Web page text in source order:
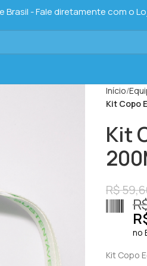
- Fale diretamente com o
Início
Kit Copo
Kit
R$
no
Kit Copo